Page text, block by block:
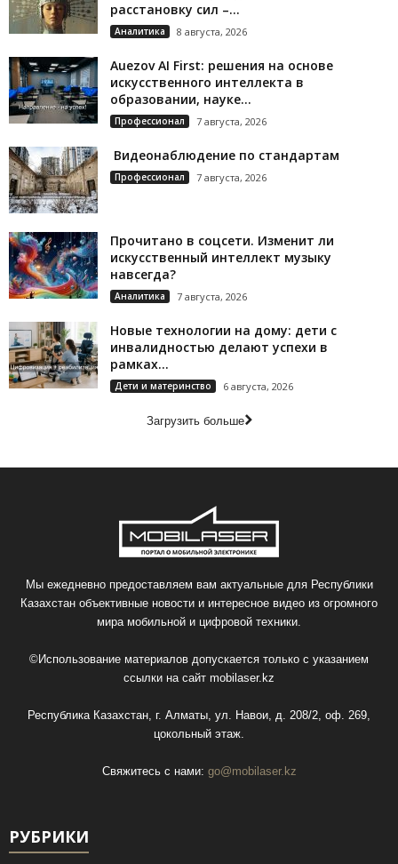
расстановку сил –...
Аналитика 8 августа, 2026
Auezov AI First: решения на основе
искусственного интеллекта в
образовании, науке...
Профессионал 7 августа, 2026
Видеонаблюдение по стандартам
Профессионал 7 августа, 2026
Прочитано в соцсети. Изменит ли
искусственный интеллект музыку
навсегда?
Аналитика 7 августа, 2026
Новые технологии на дому: дети с
инвалидностью делают успехи в
рамках...
Дети и материнство 6 августа, 2026
Загрузить больше
Мы ежедневно предоставляем вам актуальные для Республики
Казахстан объективные новости и интересное видео из огромного
мира мобильной и цифровой техники.
©Использование материалов допускается только с указанием
ссылки на сайт mobilaser.kz
Республика Казахстан, г. Алматы, ул. Навои, д. 208/2, оф. 269,
цокольный этаж.
Свяжитесь с нами: go@mobilaser.kz
РУБРИКИ